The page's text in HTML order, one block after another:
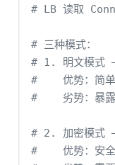
# LB 读取
# 三种模式：
# 1. 明文模式
#    优势：简单
#    劣势：暴露
# 2. 加密模式
#    优势：安全